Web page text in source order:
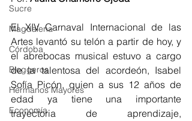
Sucre
Magdalena
Córdoba
Bloggeros
Hermanos Mayores
Economía
El XIV Carnaval Internacional de las
Artes levantó su telón a partir de hoy, y
el abrebocas musical estuvo a cargo
de la talentosa del acordeón, Isabel
Sofía Picón, quien a sus 12 años de
edad ya tiene una importante
trayectoria de aprendizaje,